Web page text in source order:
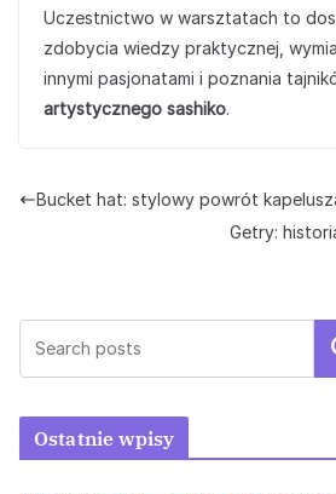
Uczestnictwo w warsztatach to
zdobycia wiedzy praktycznej,
innymi pasjonatami i poznania
artystycznego sashiko.
Bucket hat: stylowy powrót
Getry:
Ostatnie wpisy